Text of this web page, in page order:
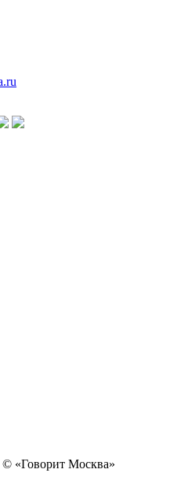
«Говорит Москва»